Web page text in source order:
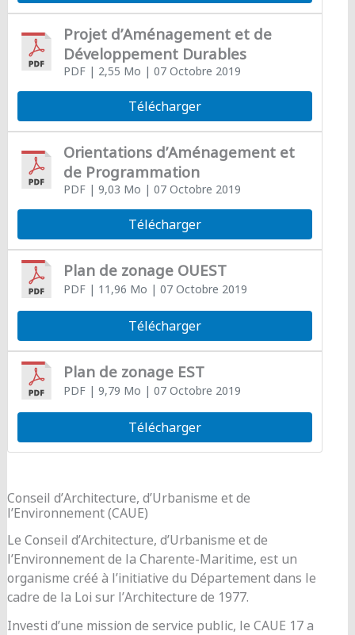
Projet d’Aménagement et de
Développement Durables
PDF| 2,55 Mo | 07 Octobre 2019
Télécharger
Orientations d’Aménagement et
de Programmation
PDF| 9,03 Mo | 07 Octobre 2019
Télécharger
Plan de zonage OUEST
PDF| 11,96 Mo | 07 Octobre 2019
Télécharger
Plan de zonage EST
PDF| 9,79 Mo | 07 Octobre 2019
Télécharger
Conseil d’Architecture, d’Urbanisme et de
l’Environnement (CAUE)
Le Conseil d’Architecture, d’Urbanisme et de
l’Environnement de la Charente-Maritime, est un
organisme créé à l’initiative du Département dans le
cadre de la Loi sur l’Architecture de 1977.
Investi d’une mission de service public, le CAUE 17 a